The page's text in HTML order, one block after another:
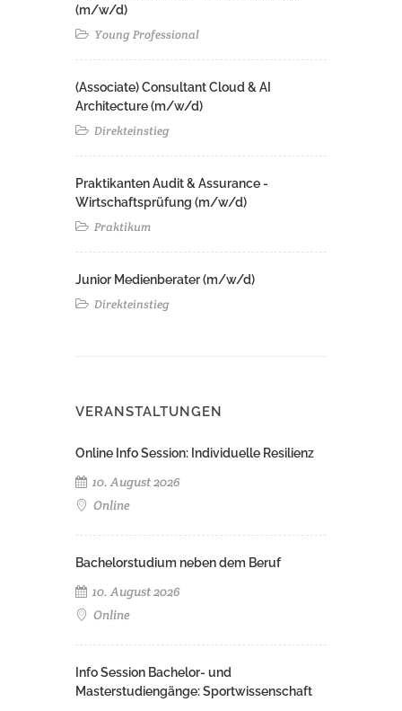
(m/w/d)
Young Professional
(Associate) Consultant Cloud & AI
Architecture (m/w/d)​ ​
Direkteinstieg
Praktikanten Audit & Assurance -
Wirtschaftsprüfung (m/w/d)
Praktikum
Junior Medienberater (m/w/d)
Direkteinstieg
VERANSTALTUNGEN
Online Info Session: Individuelle Resilienz
10. August 2026
Online
Bachelorstudium neben dem Beruf
10. August 2026
Online
Info Session Bachelor- und
Masterstudiengänge: Sportwissenschaft